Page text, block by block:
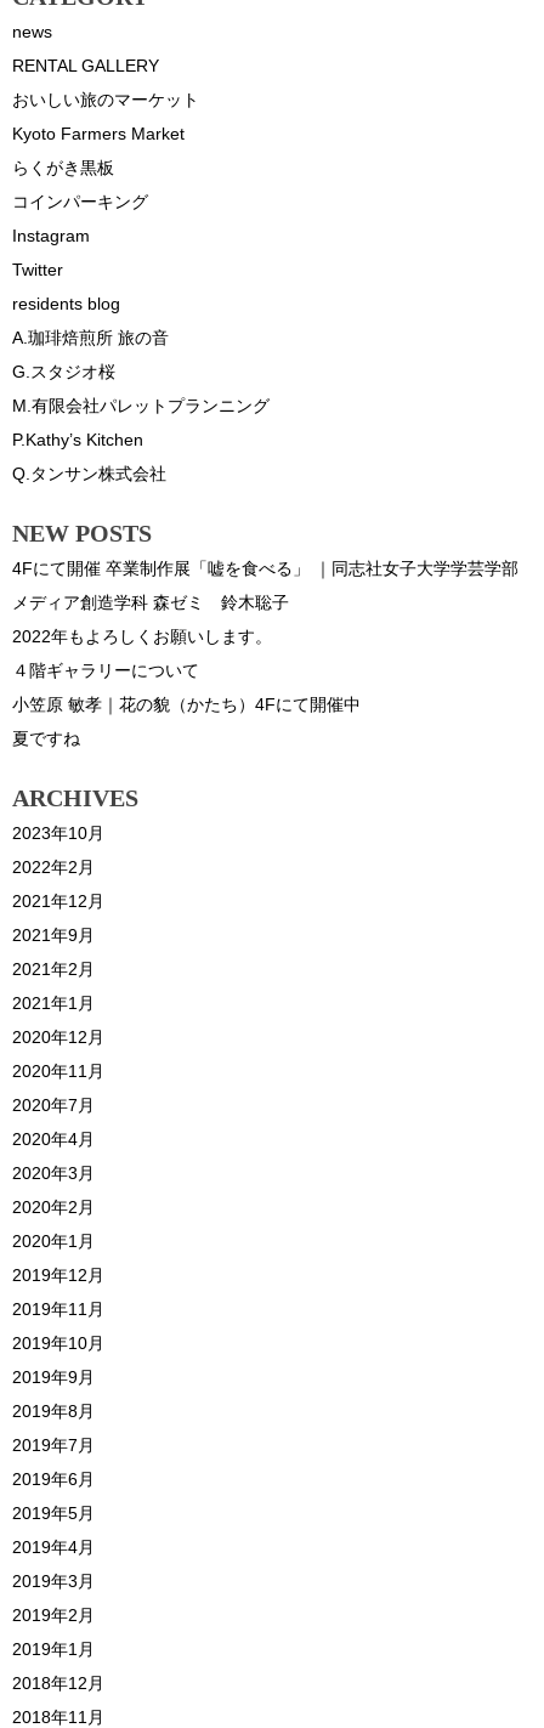
news
RENTAL GALLERY
おいしい旅のマーケット
Kyoto Farmers Market
らくがき黒板
コインパーキング
Instagram
Twitter
residents blog
A.珈琲焙煎所 旅の音
G.スタジオ桜
M.有限会社パレットプランニング
P.Kathy’s Kitchen
Q.タンサン株式会社
NEW POSTS
4Fにて開催 卒業制作展「嘘を食べる」 ｜同志社女子大学学芸学部
メディア創造学科 森ゼミ 鈴木聡子
2022年もよろしくお願いします。
４階ギャラリーについて
小笠原 敏孝｜花の貌（かたち）4Fにて開催中
夏ですね
ARCHIVES
2023年10月
2022年2月
2021年12月
2021年9月
2021年2月
2021年1月
2020年12月
2020年11月
2020年7月
2020年4月
2020年3月
2020年2月
2020年1月
2019年12月
2019年11月
2019年10月
2019年9月
2019年8月
2019年7月
2019年6月
2019年5月
2019年4月
2019年3月
2019年2月
2019年1月
2018年12月
2018年11月